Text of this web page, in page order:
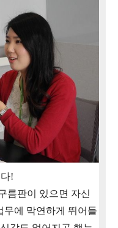
!
름판이 있으면 자신
무에 막연하게 뛰어들